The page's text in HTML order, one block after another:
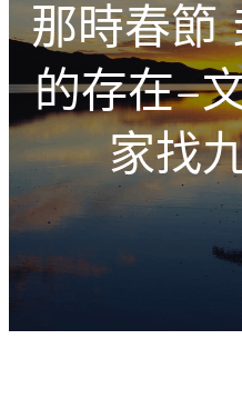
那時春節
的存在–
家找